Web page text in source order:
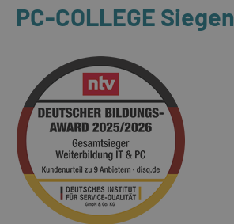
PC-COLLEGE Siegen